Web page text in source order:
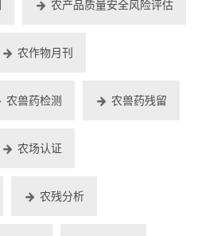
农产品质量安全风险评估
农作物月刊
农兽药检测 农兽药残留
农场认证
农残分析